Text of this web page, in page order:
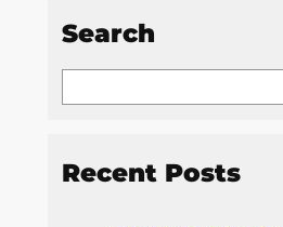
Search
r
Recent Posts